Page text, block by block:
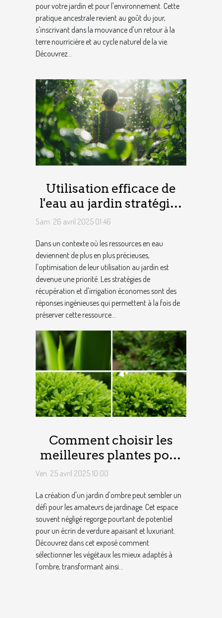
pour votre jardin et pour l'environnement. Cette
pratique ancestrale revient au goût du jour,
s'inscrivant dans la mouvance d'un retour à la
terre nourricière et au cycle naturel de la vie.
Découvrez...
Utilisation efficace de
l'eau au jardin stratégies
de récupération et
Sam. 26 avril 2025 01:46
Dans un contexte où les ressources en eau
deviennent de plus en plus précieuses,
l'optimisation de leur utilisation au jardin est
devenue une priorité. Les stratégies de
récupération et d'irrigation économes sont des
réponses ingénieuses qui permettent à la fois de
préserver cette ressource...
Comment choisir les
meilleures plantes pour
un jardin d'ombre
Ven. 25 avril 2025 10:00
La création d'un jardin d'ombre peut sembler un
défi pour les amateurs de jardinage. Cet espace
souvent négligé regorge pourtant de potentiel
pour un écrin de verdure apaisant et luxuriant.
Découvrez dans cet exposé comment
sélectionner les végétaux les mieux adaptés à
l'ombre, transformant ainsi...